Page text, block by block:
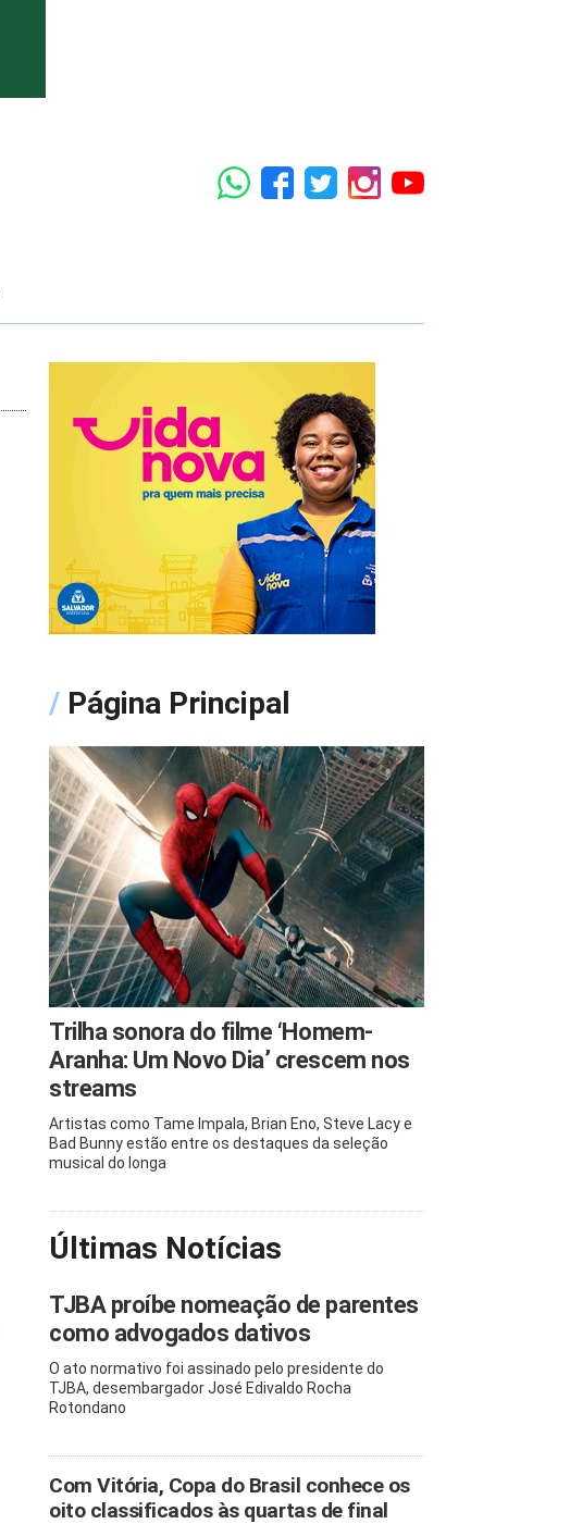
/ Página Principal
Trilha sonora do filme ‘Homem-
Aranha: Um Novo Dia’ crescem nos
streams
Artistas como Tame Impala, Brian Eno, Steve Lacy e
Bad Bunny estão entre os destaques da seleção
musical do longa
Últimas Notícias
TJBA proíbe nomeação de parentes
como advogados dativos
O ato normativo foi assinado pelo presidente do
TJBA, desembargador José Edivaldo Rocha
Rotondano
Com Vitória, Copa do Brasil conhece os
oito classificados às quartas de final